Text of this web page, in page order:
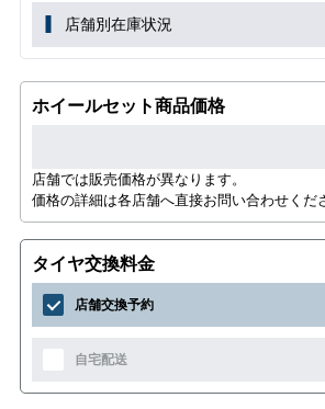
店舗別在庫状況
ホイールセット商品価格
店舗では販売価格が異なります。
価格の詳細は各店舗へ直接お問い合わせくだ
タイヤ交換料金
店舗交換予約
自宅配送